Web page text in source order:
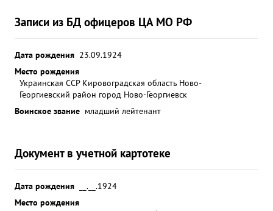
Записи из БД офицеров ЦА МО РФ
Дата рождения 23.09.1924
Место рождения
Украинская ССР Кировоградская область Ново-
Георгиевский район город Ново-Георгиевск
Воинское звание младший лейтенант
Документ в учетной картотеке
Дата рождения
__.__.1924
Место рождения